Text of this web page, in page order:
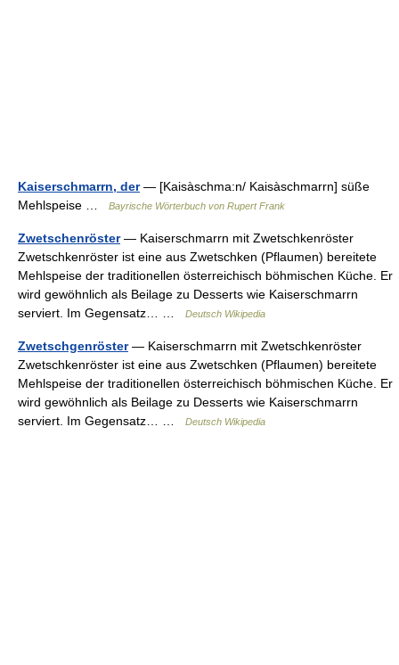
Kaiserschmarrn, der— [Kaisàschma:n/ Kaisàschmarrn] süße
Mehlspeise …
Bayrische Wörterbuch von Rupert Frank
Zwetschenröster— Kaiserschmarrn mit Zwetschkenröster
Zwetschkenröster ist eine aus Zwetschken (Pflaumen) bereitete
Mehlspeise der traditionellen österreichisch böhmischen Küche. Er
wird gewöhnlich als Beilage zu Desserts wie Kaiserschmarrn
serviert. Im Gegensatz… …
Deutsch Wikipedia
Zwetschgenröster— Kaiserschmarrn mit Zwetschkenröster
Zwetschkenröster ist eine aus Zwetschken (Pflaumen) bereitete
Mehlspeise der traditionellen österreichisch böhmischen Küche. Er
wird gewöhnlich als Beilage zu Desserts wie Kaiserschmarrn
serviert. Im Gegensatz… …
Deutsch Wikipedia